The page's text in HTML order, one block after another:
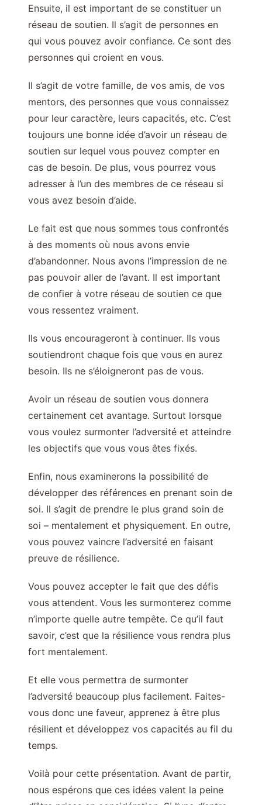
Ensuite, il est important de se constituer un
réseau de soutien. Il s’agit de personnes en
qui vous pouvez avoir confiance. Ce sont des
personnes qui croient en vous.
Il s’agit de votre famille, de vos amis, de vos
mentors, des personnes que vous connaissez
pour leur caractère, leurs capacités, etc. C’est
toujours une bonne idée d’avoir un réseau de
soutien sur lequel vous pouvez compter en
cas de besoin. De plus, vous pourrez vous
adresser à l’un des membres de ce réseau si
vous avez besoin d’aide.
Le fait est que nous sommes tous confrontés
à des moments où nous avons envie
d’abandonner. Nous avons l’impression de ne
pas pouvoir aller de l’avant. Il est important
de confier à votre réseau de soutien ce que
vous ressentez vraiment.
Ils vous encourageront à continuer. Ils vous
soutiendront chaque fois que vous en aurez
besoin. Ils ne s’éloigneront pas de vous.
Avoir un réseau de soutien vous donnera
certainement cet avantage. Surtout lorsque
vous voulez surmonter l’adversité et atteindre
les objectifs que vous vous êtes fixés.
Enfin, nous examinerons la possibilité de
développer des références en prenant soin de
soi. Il s’agit de prendre le plus grand soin de
soi – mentalement et physiquement. En outre,
vous pouvez vaincre l’adversité en faisant
preuve de résilience.
Vous pouvez accepter le fait que des défis
vous attendent. Vous les surmonterez comme
n’importe quelle autre tempête. Ce qu’il faut
savoir, c’est que la résilience vous rendra plus
fort mentalement.
Et elle vous permettra de surmonter
l’adversité beaucoup plus facilement. Faites-
vous donc une faveur, apprenez à être plus
résilient et développez vos capacités au fil du
temps.
Voilà pour cette présentation. Avant de partir,
nous espérons que ces idées valent la peine